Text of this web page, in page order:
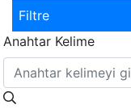
Filtre
Anahtar Kelime